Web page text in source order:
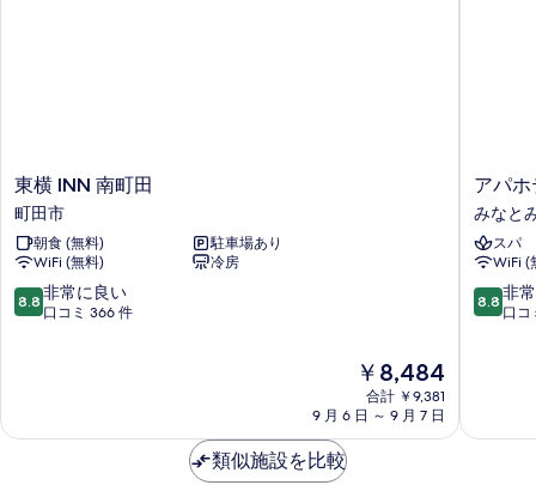
真
を
表
示
す
東
横
INN
南
町
田
町
東横 INN 南町田
町田市
朝食 (無料)
駐車場あり
WiFi (無料)
冷房
10
段
に
8.8 非常に良い
口コミ 366 件
現
在
の
￥8,484
合計 ￥9,381
9 月 6 日 ～ 9 月 7 日
ア
パ
ホ
テ
ル
&
リ
ベ
アパ
みなと
スパ
WiFi (
10
段
に
8.8 非
口コ
類似施設を比較